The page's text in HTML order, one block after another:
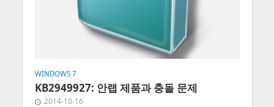
WINDOWS 7
KB2949927: 안랩 제품과 충돌 문제
2014-10-16